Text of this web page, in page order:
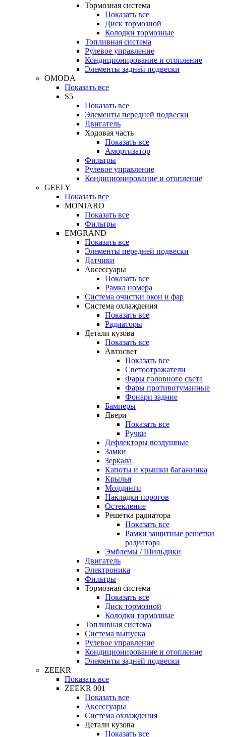
Тормозная система
Показать все
Диск тормозной
Колодки тормозные
Топливная система
Рулевое управление
Кондиционирование и отопление
Элементы задней подвески
OMODA
Показать все
S5
Показать все
Элементы передней подвески
Двигатель
Ходовая часть
Показать все
Амортизатор
Фильтры
Рулевое управление
Кондиционирование и отопление
GEELY
Показать все
MONJARO
Показать все
Фильтры
EMGRAND
Показать все
Элементы передней подвески
Датчики
Аксессуары
Показать все
Рамка номера
Система очистки окон и фар
Система охлаждения
Показать все
Радиаторы
Детали кузова
Показать все
Автосвет
Показать все
Светоотражатели
Фары головного света
Фары противотуманные
Фонари задние
Бамперы
Двери
Показать все
Ручки
Дефлекторы воздушные
Замки
Зеркала
Капоты и крышки багажника
Крылья
Молдинги
Накладки порогов
Остекление
Решетка радиатора
Показать все
Рамки защитные решетки
радиатора
Эмблемы / Шильдики
Двигатель
Электроника
Фильтры
Тормозная система
Показать все
Диск тормозной
Колодки тормозные
Топливная система
Система выпуска
Рулевое управление
Кондиционирование и отопление
Элементы задней подвески
ZEEKR
Показать все
ZEEKR 001
Показать все
Аксессуары
Система охлаждения
Детали кузова
Показать все